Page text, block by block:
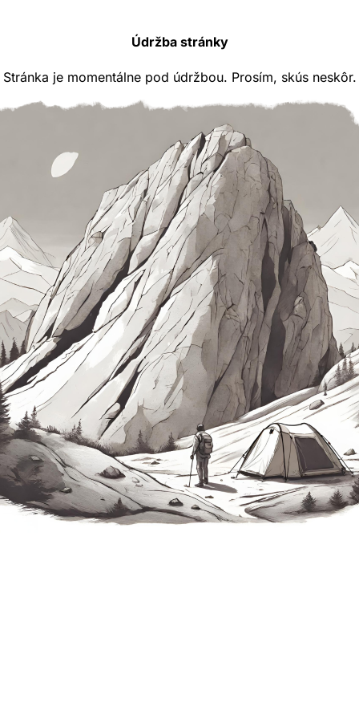
Údržba stránky
Stránka je momentálne pod údržbou. Prosím, skús neskôr.